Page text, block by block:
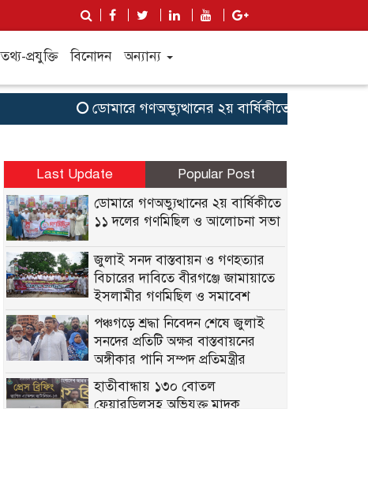
তথ্য-প্রযুক্তি বিনোদন অন্যান্য
ডোমারে গণঅভ্যুত্থানের ২য় বার্ষিকীতে ১১ দলের
Last Update
Popular Post
ডোমারে গণঅভ্যুত্থানের ২য় বার্ষিকীতে
১১ দলের গণমিছিল ও আলোচনা সভা
জুলাই সনদ বাস্তবায়ন ও গণহত্যার
বিচারের দাবিতে বীরগঞ্জে জামায়াতে
ইসলামীর গণমিছিল ও সমাবেশ
পঞ্চগড়ে শ্রদ্ধা নিবেদন শেষে জুলাই
সনদের প্রতিটি অক্ষর বাস্তবায়নের
অঙ্গীকার পানি সম্পদ প্রতিমন্ত্রীর
হাতীবান্ধায় ১৩০ বোতল
ফেয়ারডিলসহ অভিযুক্ত মাদক